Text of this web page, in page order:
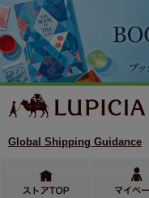
Global Shipping Guidance